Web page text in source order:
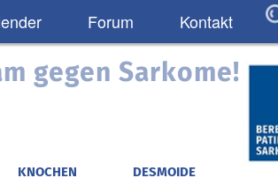
Forum Kontakt
gegen Sarkome!
KNOCHEN
DESMOIDE